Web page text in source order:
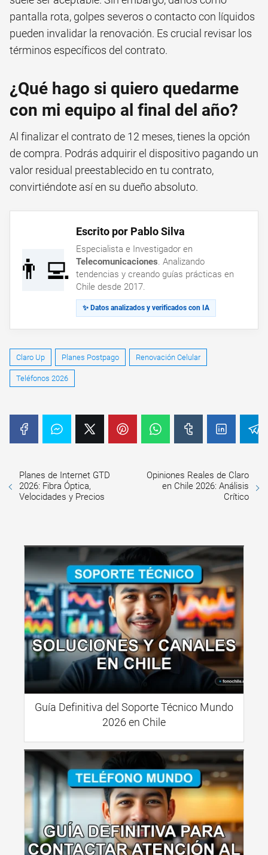
pantalla rota, golpes severos o contacto con líquidos
pueden invalidar la renovación. Es crucial revisar los
términos específicos del contrato.
¿Qué hago si quiero quedarme
con mi equipo al final del año?
Al finalizar el contrato de 12 meses, tienes la opción
de compra. Podrás adquirir el dispositivo pagando un
valor residual preestablecido en tu contrato,
convirtiéndote así en su dueño absoluto.
👨‍💻
Escrito por Pablo Silva
Especialista e Investigador en
Telecomunicaciones. Analizando
tendencias y creando guías prácticas en
Chile desde 2017.
✨ Datos analizados y verificados con IA
Claro Up Planes Postpago Renovación Celular
Teléfonos 2026
Planes de Internet GTD
2026: Fibra Óptica,
Velocidades y Precios
Opiniones Reales de Claro
en Chile 2026: Análisis
Crítico
Guía Definitiva del Soporte Técnico Mundo
2026 en Chile